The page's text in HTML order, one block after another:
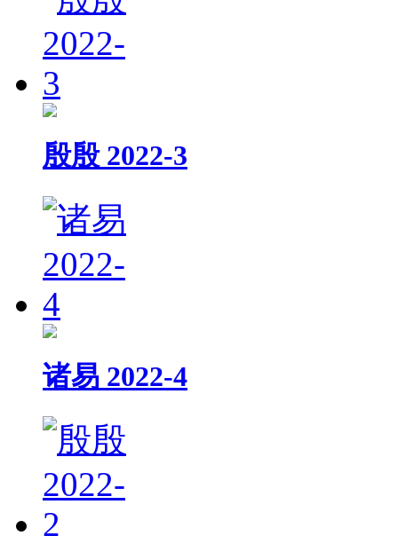
殷殷 2022-3
诸易 2022-4